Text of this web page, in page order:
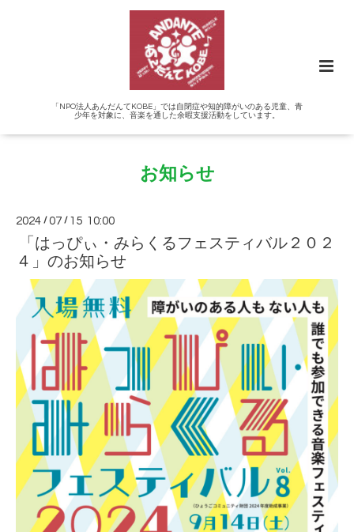
「NPO法人あんだんてKOBE」では自閉症や知的障がいのある児童、青
少年を対象に、音楽を通した余暇支援活動をしています。
お知らせ
2024 /07 / 15 10:00
「はっぴぃ・みらくるフェスティバル２０２
４」のお知らせ